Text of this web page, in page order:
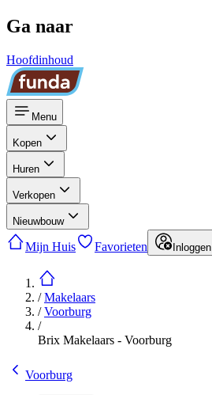
Ga naar
Hoofdinhoud
Menu
Kopen
Huren
Verkopen
Nieuwbouw
Mijn Huis Favorieten Inloggen
/Makelaars
/Voorburg
/
Brix Makelaars - Voorburg
Voorburg